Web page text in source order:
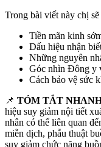
Trong bài viết này chị sẽ
Tiền mãn kinh
Dấu hiệu nhận
Những nguyên
Góc nhìn Đông y
Cách bảo vệ sức
📌 TÓM TẮT
hiệu suy giảm nội tiết
nhân có thể liên quan
miễn dịch, phẫu thuật
suy giảm chức năng